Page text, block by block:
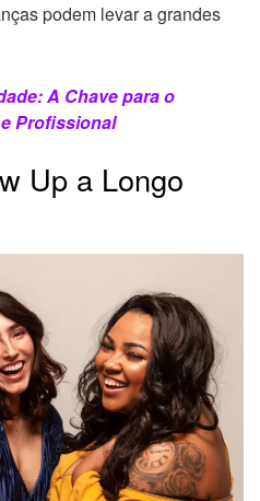
podem levar a grandes
A Chave para o
Profissional
Up a Longo